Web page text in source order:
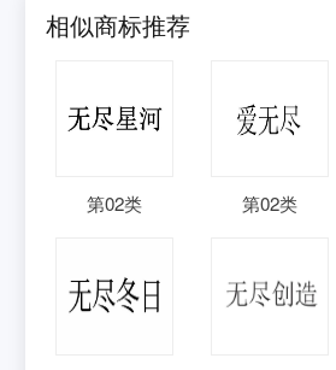
相似商标推荐
第02类 第02类